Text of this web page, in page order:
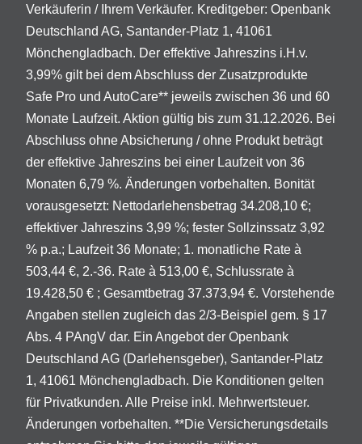
Verkäuferin / Ihrem Verkäufer. Kreditgeber: Openbank
Deutschland AG, Santander-Platz 1, 41061
Mönchengladbach. Der effektive Jahreszins i.H.v.
3,99% gilt bei dem Abschluss der Zusatzprodukte
Safe Pro und AutoCare** jeweils zwischen 36 und 60
Monate Laufzeit. Aktion gültig bis zum 31.12.2026. Bei
Abschluss ohne Absicherung / ohne Produkt beträgt
der effektive Jahreszins bei einer Laufzeit von 36
Monaten 6,79 %. Änderungen vorbehalten. Bonität
vorausgesetzt: Nettodarlehensbetrag 34.208,10 €;
effektiver Jahreszins 3,99 %; fester Sollzinssatz 3,92
% p.a.; Laufzeit 36 Monate; 1. monatliche Rate à
503,44 €, 2.-36. Rate à 513,00 €, Schlussrate à
19.428,50 € ; Gesamtbetrag 37.373,94 €. Vorstehende
Angaben stellen zugleich das 2/3-Beispiel gem. § 17
Abs. 4 PAngV dar. Ein Angebot der Openbank
Deutschland AG (Darlehensgeber), Santander-Platz
1, 41061 Mönchengladbach. Die Konditionen gelten
für Privatkunden. Alle Preise inkl. Mehrwertsteuer.
Änderungen vorbehalten. **Die Versicherungsdetails